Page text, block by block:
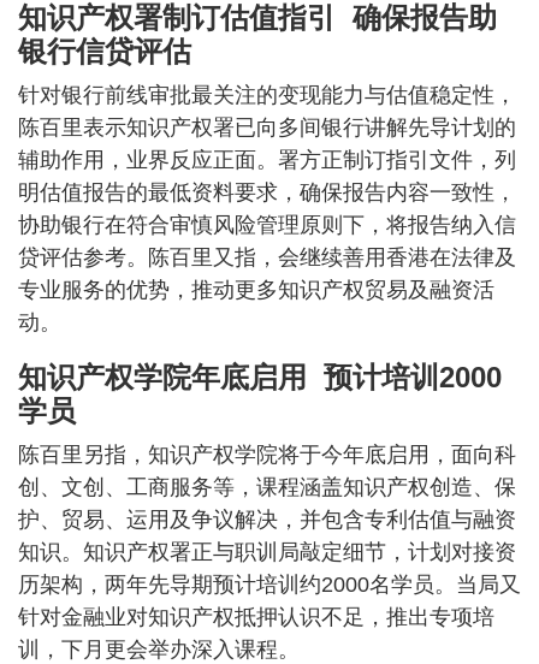
知识产权署制订估值指引 确保报告助
银行信贷评估
针对银行前线审批最关注的变现能力与估值稳定性，
陈百里表示知识产权署已向多间银行讲解先导计划的
辅助作用，业界反应正面。署方正制订指引文件，列
明估值报告的最低资料要求，确保报告内容一致性，
协助银行在符合审慎风险管理原则下，将报告纳入信
贷评估参考。陈百里又指，会继续善用香港在法律及
专业服务的优势，推动更多知识产权贸易及融资活
动。
知识产权学院年底启用 预计培训2000
学员
陈百里另指，知识产权学院将于今年底启用，面向科
创、文创、工商服务等，课程涵盖知识产权创造、保
护、贸易、运用及争议解决，并包含专利估值与融资
知识。知识产权署正与职训局敲定细节，计划对接资
历架构，两年先导期预计培训约2000名学员。当局又
针对金融业对知识产权抵押认识不足，推出专项培
训，下月更会举办深入课程。